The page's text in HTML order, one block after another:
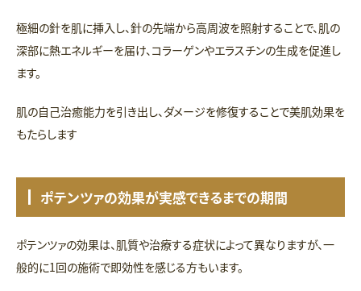
極細の針を肌に挿入し、針の先端から高周波を照射することで、肌の
深部に熱エネルギーを届け、コラーゲンやエラスチンの生成を促進し
ます。
肌の自己治癒能力を引き出し、ダメージを修復することで美肌効果を
もたらします
ポテンツァの効果が実感できるまでの期間
ポテンツァの効果は、肌質や治療する症状によって異なりますが、一
般的に1回の施術で即効性を感じる方もいます。